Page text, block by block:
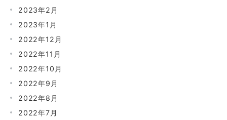
2023年2月
2023年1月
2022年12月
2022年11月
2022年10月
2022年9月
2022年8月
2022年7月